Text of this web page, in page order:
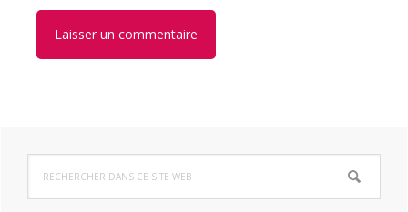
Barre
latérale
dans
ce